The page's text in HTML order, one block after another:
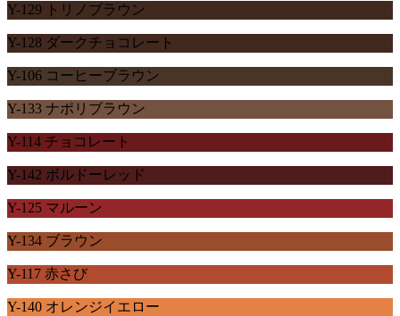
Y-129 トリノブラウン
Y-128 ダークチョコレート
Y-106 コーヒーブラウン
Y-133 ナポリブラウン
Y-114 チョコレート
Y-142 ボルドーレッド
Y-125 マルーン
Y-134 ブラウン
Y-117 赤さび
Y-140 オレンジイエロー